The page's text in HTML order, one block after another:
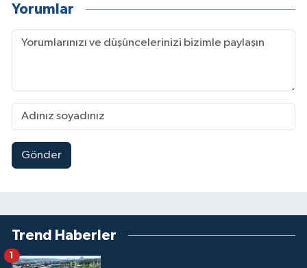
Yorumlar
Gönder
Trend Haberler
1